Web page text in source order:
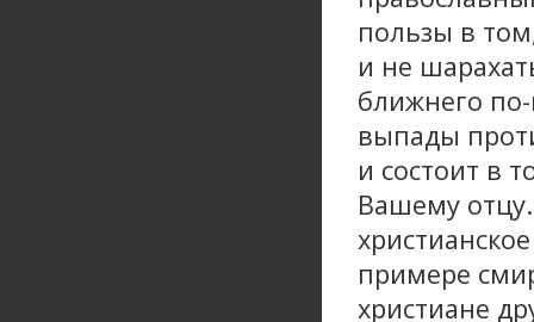
пользы в
и не
ближнего
выпады
и состоит в
Вашему
примере
христиане